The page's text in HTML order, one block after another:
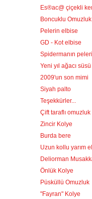
Es®ac@ çiçekli
Boncuklu Omuzluk
Pelerin elbise
GD - Kot elbise
Spidermanın
Yeni yıl ağacı süsü
2009'un son mimi
Siyah palto
Teşekkürler...
Çift taraflı omuzluk
Zincir Kolye
Burda bere
Uzun kollu yarım
Deliorman
Önlük Kolye
Püsküllü Omuzluk
"Fayran" Kolye